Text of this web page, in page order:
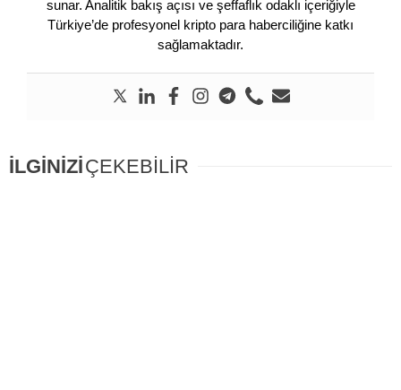
sunar. Analitik bakış açısı ve şeffaflık odaklı içeriğiyle
Türkiye’de profesyonel kripto para haberciliğine katkı
sağlamaktadır.
İLGİNİZİÇEKEBİLİR